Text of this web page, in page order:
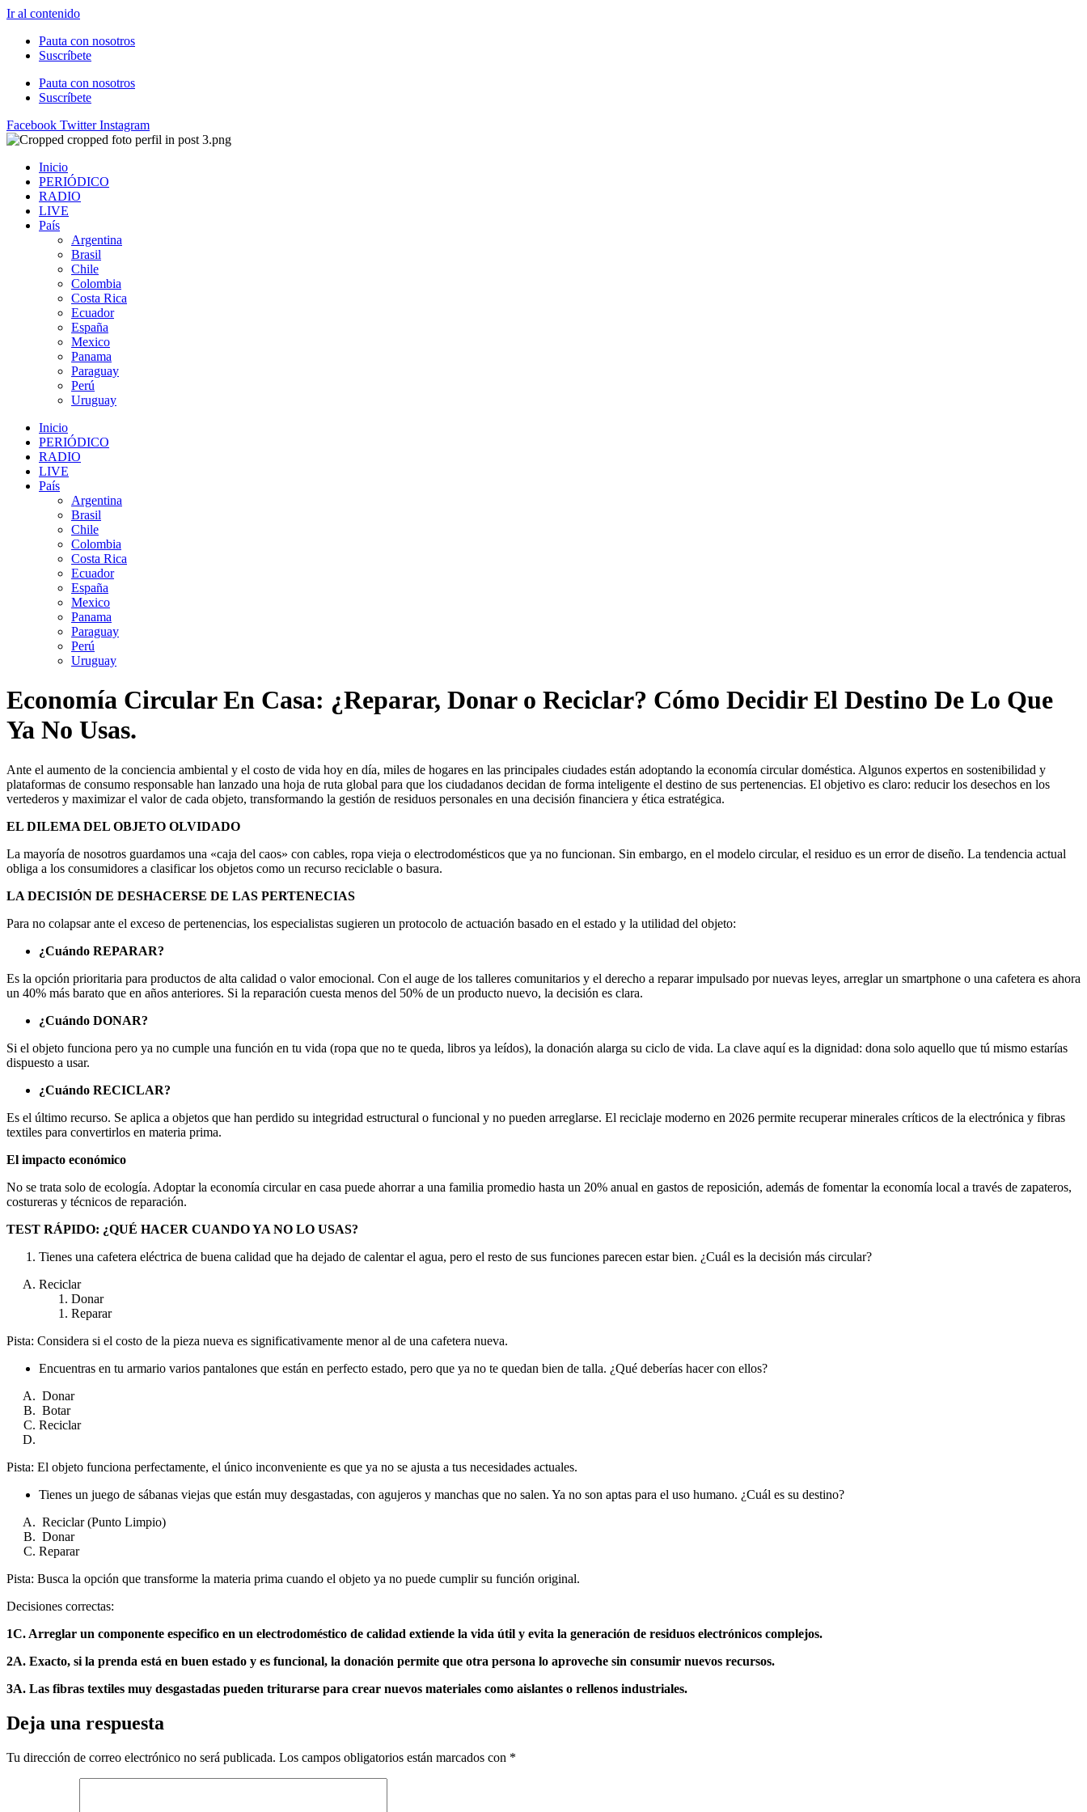
Ir al contenido
Pauta con nosotros
Suscríbete
Pauta con nosotros
Suscríbete
Facebook Twitter Instagram
Inicio
PERIÓDICO
RADIO
LIVE
País
Argentina
Brasil
Chile
Colombia
Costa Rica
Ecuador
España
Mexico
Panama
Paraguay
Perú
Uruguay
Inicio
PERIÓDICO
RADIO
LIVE
País
Argentina
Brasil
Chile
Colombia
Costa Rica
Ecuador
España
Mexico
Panama
Paraguay
Perú
Uruguay
Economía Circular En Casa: ¿Reparar, Donar o Reciclar? Cómo Decidir El Destino De Lo Que
Ya No Usas.
Ante el aumento de la conciencia ambiental y el costo de vida hoy en día, miles de hogares en las principales ciudades están adoptando la economía circular doméstica. Algunos expertos en sostenibilidad y
plataformas de consumo responsable han lanzado una hoja de ruta global para que los ciudadanos decidan de forma inteligente el destino de sus pertenencias. El objetivo es claro: reducir los desechos en los
vertederos y maximizar el valor de cada objeto, transformando la gestión de residuos personales en una decisión financiera y ética estratégica.
EL DILEMA DEL OBJETO OLVIDADO
La mayoría de nosotros guardamos una «caja del caos» con cables, ropa vieja o electrodomésticos que ya no funcionan. Sin embargo, en el modelo circular, el residuo es un error de diseño. La tendencia actual
obliga a los consumidores a clasificar los objetos como un recurso reciclable o basura.
LA DECISIÓN DE DESHACERSE DE LAS PERTENECIAS
Para no colapsar ante el exceso de pertenencias, los especialistas sugieren un protocolo de actuación basado en el estado y la utilidad del objeto:
¿Cuándo REPARAR?
Es la opción prioritaria para productos de alta calidad o valor emocional. Con el auge de los talleres comunitarios y el derecho a reparar impulsado por nuevas leyes, arreglar un smartphone o una cafetera es ahora
un 40% más barato que en años anteriores. Si la reparación cuesta menos del 50% de un producto nuevo, la decisión es clara.
¿Cuándo DONAR?
Si el objeto funciona pero ya no cumple una función en tu vida (ropa que no te queda, libros ya leídos), la donación alarga su ciclo de vida. La clave aquí es la dignidad: dona solo aquello que tú mismo estarías
dispuesto a usar.
¿Cuándo RECICLAR?
Es el último recurso. Se aplica a objetos que han perdido su integridad estructural o funcional y no pueden arreglarse. El reciclaje moderno en 2026 permite recuperar minerales críticos de la electrónica y fibras
textiles para convertirlos en materia prima.
El impacto económico
No se trata solo de ecología. Adoptar la economía circular en casa puede ahorrar a una familia promedio hasta un 20% anual en gastos de reposición, además de fomentar la economía local a través de zapateros,
costureras y técnicos de reparación.
TEST RÁPIDO: ¿QUÉ HACER CUANDO YA NO LO USAS?
Tienes una cafetera eléctrica de buena calidad que ha dejado de calentar el agua, pero el resto de sus funciones parecen estar bien. ¿Cuál es la decisión más circular?
Reciclar
Donar
Reparar
Pista: Considera si el costo de la pieza nueva es significativamente menor al de una cafetera nueva.
Encuentras en tu armario varios pantalones que están en perfecto estado, pero que ya no te quedan bien de talla. ¿Qué deberías hacer con ellos?
Donar
Botar
Reciclar
Pista: El objeto funciona perfectamente, el único inconveniente es que ya no se ajusta a tus necesidades actuales.
Tienes un juego de sábanas viejas que están muy desgastadas, con agujeros y manchas que no salen. Ya no son aptas para el uso humano. ¿Cuál es su destino?
Reciclar (Punto Limpio)
Donar
Reparar
Pista: Busca la opción que transforme la materia prima cuando el objeto ya no puede cumplir su función original.
Decisiones correctas:
1C. Arreglar un componente especifico en un electrodoméstico de calidad extiende la vida útil y evita la generación de residuos electrónicos complejos.
2A. Exacto, si la prenda está en buen estado y es funcional, la donación permite que otra persona lo aproveche sin consumir nuevos recursos.
3A. Las fibras textiles muy desgastadas pueden triturarse para crear nuevos materiales como aislantes o rellenos industriales.
Deja una respuesta
Tu dirección de correo electrónico no será publicada. Los campos obligatorios están marcados con *